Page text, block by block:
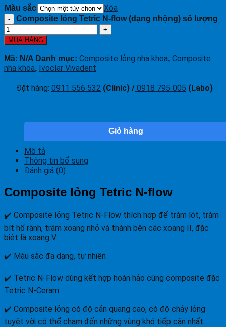
Màu sắc Xóa
Composite lỏng Tetric N-flow (dạng nhộng) số lượng
MUA HÀNG
Mã: N/A Danh mục: Composite lỏng nha khoa, Composite
nha khoa, Ivoclar Vivadent
Đặt hàng: 0911 556 532 (Clinic) / 0918 795 005 (Labo)
Giỏ hàng
Mô tả
Thông tin bổ sung
Đánh giá (0)
Composite lỏng Tetric N-flow
✔️ Composite lỏng Tetric N-Flow thích hợp để trám lót, trám
bít hố rãnh, trám xoang nhỏ và thành bên các xoang II, đặc
biệt là xoang V.
✔️ Màu sắc đa dạng, tự nhiên
✔️ Tetric N-Flow dùng kết hợp hoàn hảo cùng composite đặc
Tetric N-Ceram.
✔️ Composite lỏng có độ cản quang cao, có độ chảy lỏng
tuyệt vời có thể chạm đến những vùng khó tiếp cận nhất